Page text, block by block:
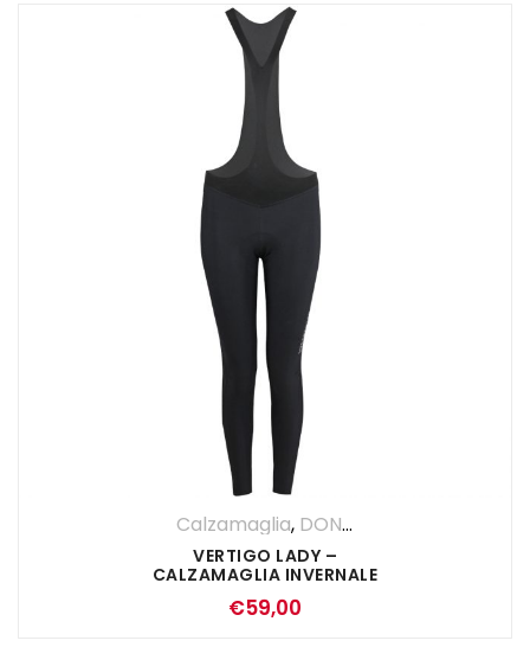
Calzamaglia, DONNA
VERTIGO LADY –
CALZAMAGLIA INVERNALE
NERA
€59,00